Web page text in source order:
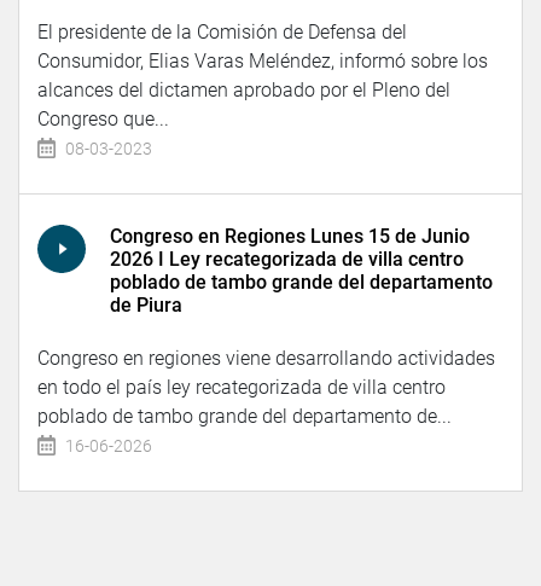
El presidente de la Comisión de Defensa del
Consumidor, Elias Varas Meléndez, informó sobre los
alcances del dictamen aprobado por el Pleno del
Congreso que...
08-03-2023
Congreso en Regiones Lunes 15 de Junio
2026 I Ley recategorizada de villa centro
poblado de tambo grande del departamento
de Piura
Congreso en regiones viene desarrollando actividades
en todo el país ley recategorizada de villa centro
poblado de tambo grande del departamento de...
16-06-2026